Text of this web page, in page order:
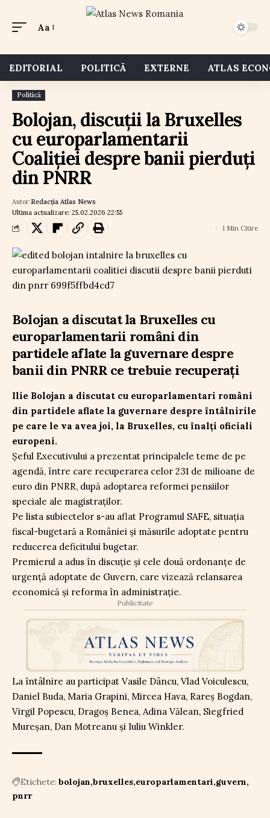
Aa
EDITORIAL POLITICĂ EXTERNE ATLAS
Politică
Bolojan, discuții la Bruxelles
cu europarlamentarii
Coaliției despre banii pierduți
din PNRR
Ultima actualizare: 25.02.2026 22:55
Autor:Redacția Atlas News
1 Min Citire
Bolojan a discutat la Bruxelles cu
europarlamentarii români din
partidele aflate la guvernare despre
banii din PNRR ce trebuie recuperați
Ilie Bolojan a discutat cu europarlamentari români
din partidele aflate la guvernare despre întâlnirile
pe care le va avea joi, la Bruxelles, cu înalți oficiali
europeni.
Șeful Executivului a prezentat principalele teme de pe
agendă, între care recuperarea celor 231 de milioane de
euro din PNRR, după adoptarea reformei pensiilor
speciale ale magistraților.
Pe lista subiectelor s-au aflat Programul SAFE, situația
fiscal-bugetară a României și măsurile adoptate pentru
reducerea deficitului bugetar.
Premierul a adus în discuție și cele două ordonanțe de
urgență adoptate de Guvern, care vizează relansarea
economică și reforma în administrație.
Publicitate
La întâlnire au participat Vasile Dâncu, Vlad Voiculescu,
Daniel Buda, Maria Grapini, Mircea Hava, Rareș Bogdan,
Virgil Popescu, Dragoș Benea, Adina Vălean, Siegfried
Mureșan, Dan Motreanu și Iuliu Winkler.
Etichete: bolojan bruxelles europarlamentari guvern
pnrr